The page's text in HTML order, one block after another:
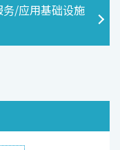
务/应用基础设施